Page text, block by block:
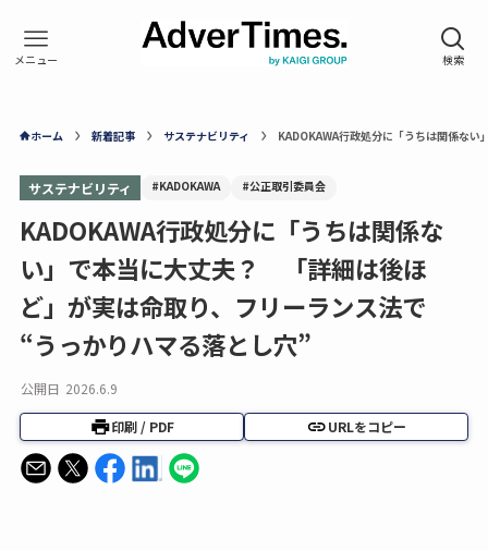
ホーム 新着記事 サステナビリティ KADOKAWA行政処分に「うちは関係な
サステナビリティ #KADOKAWA #公正取引委員会
KADOKAWA行政処分に「うちは関係な
い」で本当に大丈夫？ 「詳細は後ほ
ど」が実は命取り、フリーランス法で
“うっかりハマる落とし穴”
公開日 2026.6.9
印刷 / PDF URLをコピー